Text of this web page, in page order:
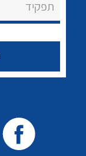
לכל מוצרי היצרן
תפקיד